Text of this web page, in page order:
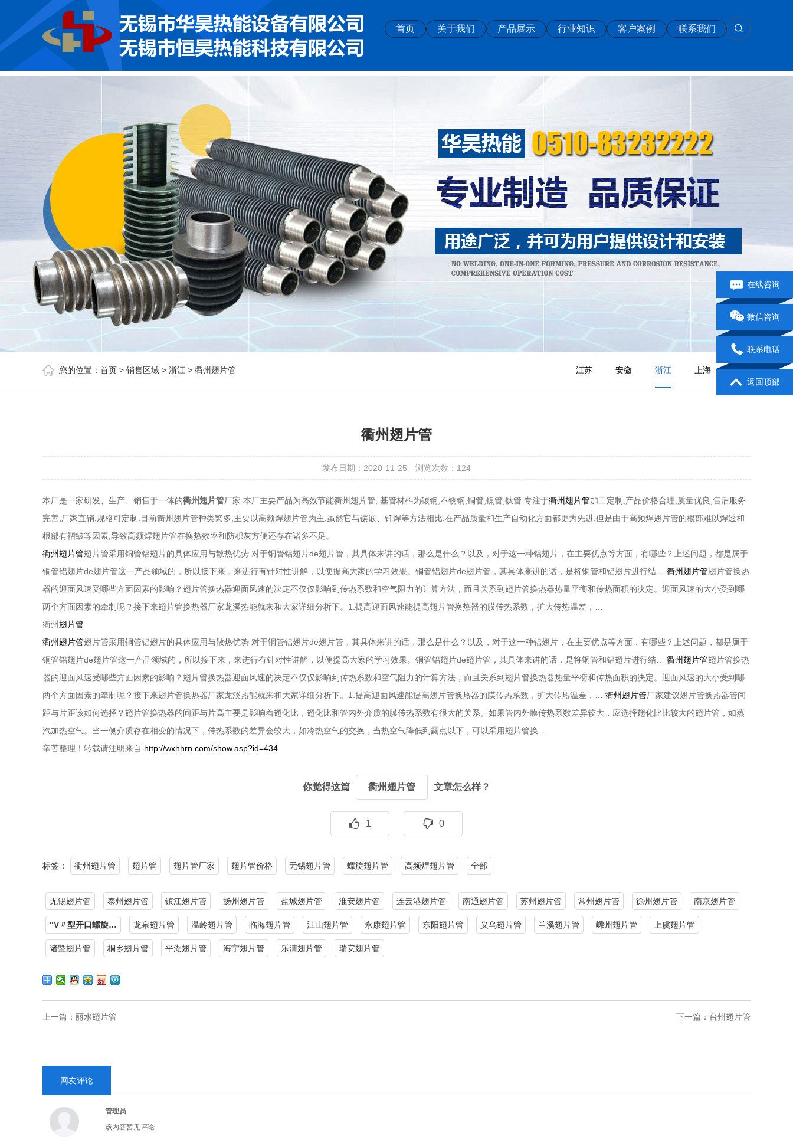
首页 关于我们 产品展示 行业知识 客户案例 联系我们
您的位置： 首页 > 销售区域 > 浙江 > 衢州翅片管 江苏 安徽 浙江 上海 山东
衢州翅片管
发布日期：2020-11-25 浏览次数： 124
本厂是一家研发、生产、销售于一体的衢州翅片管厂家.本厂主要产品为高效节能衢州翅片管, 基管材枓为碳钢,不锈钢,铜管,镍管,钛管.专注于衢州翅片管加工定制,产品价格合理,质量优良,售后服务
完善,厂家直销,规格可定制.目前衢州翅片管种类繁多,主要以高频焊翅片管为主,虽然它与镶嵌、钎焊等方法相比,在产品质量和生产自动化方面都更为先进,但是由于高频焊翅片管的根部难以焊透和
根部有褶皱等因素,导致高频焊翅片管在换热效率和防积灰方便还存在诸多不足。
衢州翅片管翅片管采用铜管铝翅片的具体应用与散热优势 对于铜管铝翅片de翅片管，其具体来讲的话，那么是什么？以及，对于这一种铝翅片，在主要优点等方面，有哪些？上述问题，都是属于
铜管铝翅片de翅片管这一产品领域的，所以接下来，来进行有针对性讲解，以便提高大家的学习效果。铜管铝翅片de翅片管，其具体来讲的话，是将铜管和铝翅片进行结… 衢州翅片管翅片管换热
器的迎面风速受哪些方面因素的影响？翅片管换热器迎面风速的决定不仅仅影响到传热系数和空气阻力的计算方法，而且关系到翅片管换热器热量平衡和传热面积的决定。迎面风速的大小受到哪
两个方面因素的牵制呢？接下来翅片管换热器厂家龙溪热能就来和大家详细分析下。1.提高迎面风速能提高翅片管换热器的膜传热系数，扩大传热温差，…
衢州翅片管
衢州翅片管翅片管采用铜管铝翅片的具体应用与散热优势 对于铜管铝翅片de翅片管，其具体来讲的话，那么是什么？以及，对于这一种铝翅片，在主要优点等方面，有哪些？上述问题，都是属于
铜管铝翅片de翅片管这一产品领域的，所以接下来，来进行有针对性讲解，以便提高大家的学习效果。铜管铝翅片de翅片管，其具体来讲的话，是将铜管和铝翅片进行结… 衢州翅片管翅片管换热
器的迎面风速受哪些方面因素的影响？翅片管换热器迎面风速的决定不仅仅影响到传热系数和空气阻力的计算方法，而且关系到翅片管换热器热量平衡和传热面积的决定。迎面风速的大小受到哪
两个方面因素的牵制呢？接下来翅片管换热器厂家龙溪热能就来和大家详细分析下。1.提高迎面风速能提高翅片管换热器的膜传热系数，扩大传热温差，… 衢州翅片管厂家建议翅片管换热器管间
距与片距该如何选择？翅片管换热器的间距与片高主要是影响着翅化比，翅化比和管内外介质的膜传热系数有很大的关系。如果管内外膜传热系数差异较大，应选择翅化比比较大的翅片管，如蒸
汽加热空气。当一侧介质存在相变的情况下，传热系数的差异会较大，如冷热空气的交换，当热空气降低到露点以下，可以采用翅片管换…
辛苦整理！转载请注明来自 http://wxhhrn.com/show.asp?id=434
你觉得这篇 衢州翅片管 文章怎么样？
1 0
标签： 衢州翅片管 翅片管 翅片管厂家 翅片管价格 无锡翅片管 螺旋翅片管 高频焊翅片管 全部
无锡翅片管 泰州翅片管 镇江翅片管 扬州翅片管 盐城翅片管 淮安翅片管 连云港翅片管 南通翅片管 苏州翅片管 常州翅片管 徐州翅片管 南京翅片管
“V〃型开口螺旋… 龙泉翅片管 温岭翅片管 临海翅片管 江山翅片管 永康翅片管 东阳翅片管 义乌翅片管 兰溪翅片管 嵊州翅片管 上虞翅片管
诸暨翅片管 桐乡翅片管 平湖翅片管 海宁翅片管 乐清翅片管 瑞安翅片管
上一篇： 丽水翅片管 下一篇： 台州翅片管
网友评论
管理员
该内容暂无评论
在线咨询
微信咨询
联系电话
返回顶部